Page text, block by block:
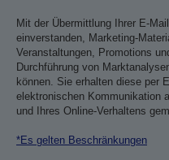
Mit der Übermittlung Ihrer E-
einverstanden, Marketing-
Veranstaltungen, Promotions
Durchführung von
können. Sie erhalten diese per
elektronischen Kommunikation
und Ihres Online-Verhaltens
*Es gelten Beschränkungen